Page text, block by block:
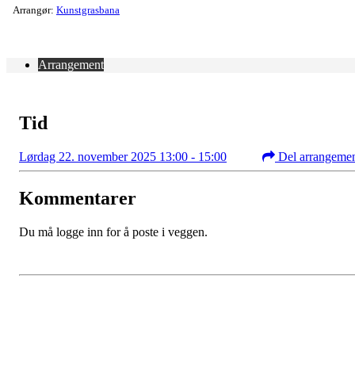
Arrangør: Kunstgrasbana
Arrangement
Tid
Lørdag 22. november 2025 13:00 - 15:00 Del
Kommentarer
Du må logge inn for å poste i veggen.